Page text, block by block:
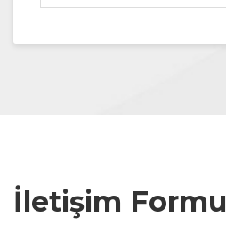
İletişim Formu